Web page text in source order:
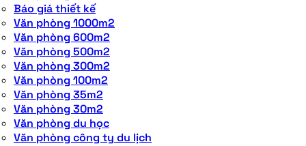
Báo giá thiết kế
Văn phòng 1000m2
Văn phòng 600m2
Văn phòng 500m2
Văn phòng 300m2
Văn phòng 100m2
Văn phòng 35m2
Văn phòng 30m2
Văn phòng du học
Văn phòng công ty du lịch